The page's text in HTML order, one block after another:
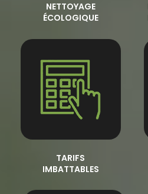
NETTOYAGE
ÉCOLOGIQUE
TARIFS
IMBATTABLES